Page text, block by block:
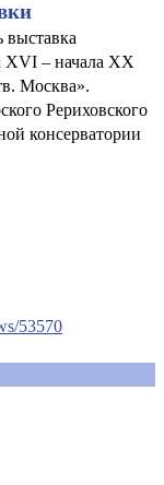
выставка
XVI – начала XX
Москва».
Рериховского
консерватории
53570